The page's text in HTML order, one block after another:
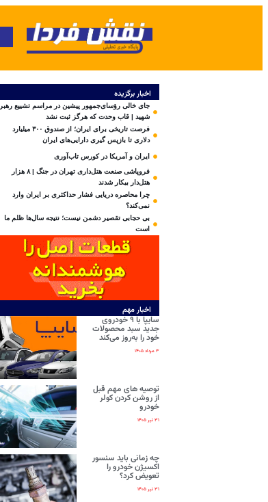
اخبار برگزیده
جای خالی رؤسای‌جمهور پیشین در مراسم تشییع رهبر
شهید | قاب وحدت که هرگز ثبت نشد
فرصت تاریخی برای ایران؛ از صندوق ۳۰۰ میلیارد
دلاری تا بازپس گیری دارایی‌های ایران
ایران و آمریکا در کورس تاب‌آوری
فروپاشی صنعت هتل‌داری تهران در جنگ | ۸ هزار
هتل‌دار بیکار شدند
چرا محاصره دریایی فشار حداکثری بر ایران وارد
نمی‌کند؟
بی‌ حجابی تقصیر دشمن نیست؛ نتیجه سال‌ها ظلم ما
است
اخبار مهم
سایپا با ۹ خودروی
جدید سبد محصولات
خود را به‌روز می‌کند
۳ مرداد ۱۴۰۵
توصیه های مهم قبل
از روشن کردن کولر
خودرو
۳۱ تیر ۱۴۰۵
چه زمانی باید سنسور
اکسیژن خودرو را
تعویض کرد؟
۳۱ تیر ۱۴۰۵